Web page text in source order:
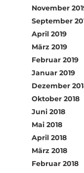
November
September
April 2019
März 2019
Februar 2019
Januar 2019
Dezember
Oktober 2018
Juni 2018
Mai 2018
April 2018
März 2018
Februar 2018